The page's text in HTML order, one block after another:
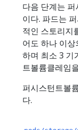
다음 단계는
이다. 파드는
적인 스토리지
어도 하나 이
하며 최소 3 기
트볼륨클레임
퍼시스턴트볼
다.